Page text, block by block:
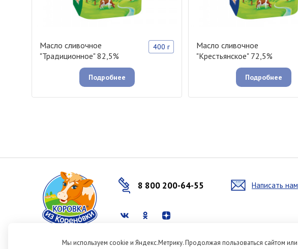
Масло сливочное
"Традиционное" 82,5%
400 г
Подробнее
Масло сливочное
"Крестьянское" 72,5%
Подробнее
2001-2026, «Коровка
8 800 200-64-55 Написать нам
Мы используем cookie и Яндекс.Метрику. Продолжая пользоваться сайтом